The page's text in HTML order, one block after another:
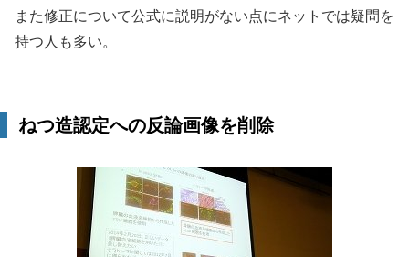
また修正について公式に説明がない点にネットでは疑問を
持つ人も多い。
ねつ造認定への反論画像を削除